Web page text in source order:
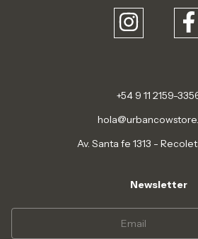
+54 9 11 2159-
Av. Santa fe 1313 -
Newsletter